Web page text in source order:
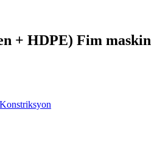
+ HDPE) Fim maskin